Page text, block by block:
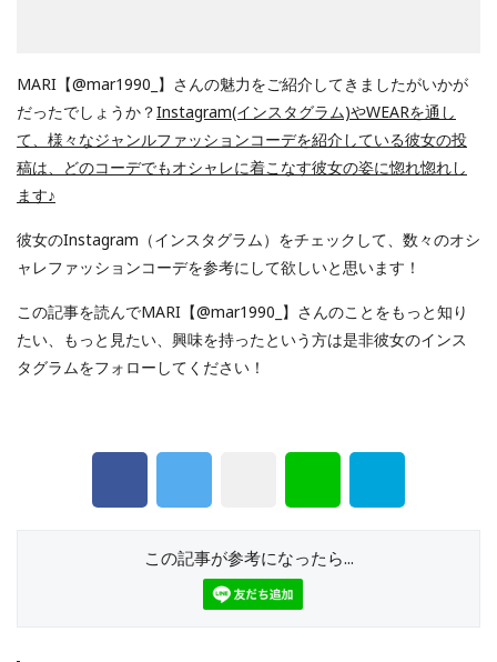
MARI【@mar1990_】さんの魅力をご紹介してきましたがいかが
だったでしょうか？Instagram(インスタグラム)やWEARを通し
て、様々なジャンルファッションコーデを紹介している彼女の投
稿は、どのコーデでもオシャレに着こなす彼女の姿に惚れ惚れし
ます♪
彼女のInstagram（インスタグラム）をチェックして、数々のオシ
ャレファッションコーデを参考にして欲しいと思います！
この記事を読んでMARI【@mar1990_】さんのことをもっと知り
たい、もっと見たい、興味を持ったという方は是非彼女のインス
タグラムをフォローしてください！
この記事が参考になったら...